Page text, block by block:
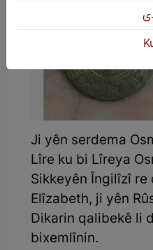
Ji yên serdema
Lîre ku bi Lîreya
Sikkeyên Îngilîzî
Elîzabeth, ji yên
Dikarin qalibekê li
bixemlînin.